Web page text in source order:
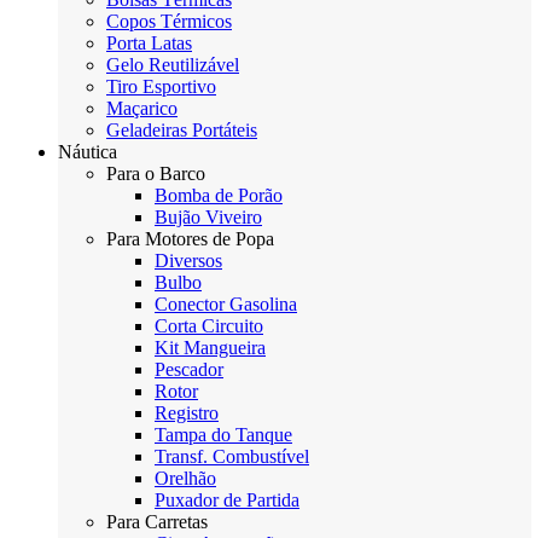
Copos Térmicos
Porta Latas
Gelo Reutilizável
Tiro Esportivo
Maçarico
Geladeiras Portáteis
Náutica
Para o Barco
Bomba de Porão
Bujão Viveiro
Para Motores de Popa
Diversos
Bulbo
Conector Gasolina
Corta Circuito
Kit Mangueira
Pescador
Rotor
Registro
Tampa do Tanque
Transf. Combustível
Orelhão
Puxador de Partida
Para Carretas